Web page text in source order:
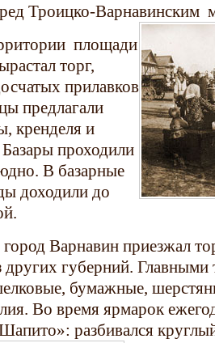
Троицко-Варнавинским
площади
торг,
прилавков
предлагали
кренделя и
проходили
В базарные
доходили до
Варнавин приезжал
губерний. Главными
бумажные,
Во время ярмарок
разбивался